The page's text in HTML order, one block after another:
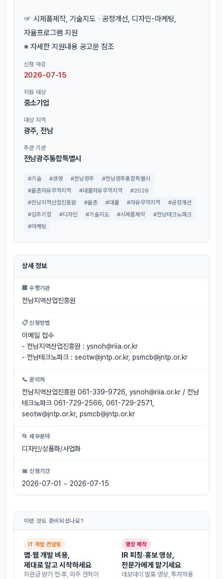
☞ 시제품제작, 기술지도ㆍ공정개선, 디자인-마케팅,
자율프로그램 지원
※ 자세한 지원내용 공고문 참조
신청 마감
2026-07-15
지원 대상
중소기업
대상 지역
광주, 전남
주관 기관
전남광주통합특별시
#기술 #경영 #전남광주
#전남광주통합특별시
#율촌자유무역지역
#대불자유무역지역
#2026
#전남지역산업진흥원
#율촌 #대불 #자유무역지역
#공정개선
#입주기업
#디자인 #기술지도 #시제품제작
#전남테크노파크
#마케팅
상세 정보
🏢 수행기관
전남지역산업진흥원
📋 신청방법
이메일 접수
- 전남지역산업진흥원 : ysnoh@riia.or.kr
- 전남테크노파크 : seotw@jntp.or.kr, psmcb@jntp.or.kr
📞 문의처
전남지역산업진흥원 061-339-9726, ysnoh@riia.or.kr/ 전남
테크노파크 061-729-2566, 061-729-2571,
seotw@jntp.or.kr, psmcb@jntp.or.kr
📂 세부분야
디자인/상품화/사업화
📅 신청기간
2026-07-01 ~ 2026-07-15
이런 것도 준비되셨나요?
IT 개발 컨설팅
앱·웹 개발 비용,
제대로 알고 시작하세요
지원금 받기 전·후, 외주 견적이
영상 제작
IR 피칭·홍보 영상,
전문가에게 맡기세요
데모데이 발표 영상, 투자자용